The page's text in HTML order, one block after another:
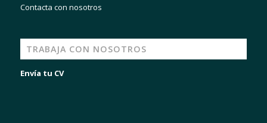
Contacta con nosotros
TRABAJA CON NOSOTROS
Envía tu CV